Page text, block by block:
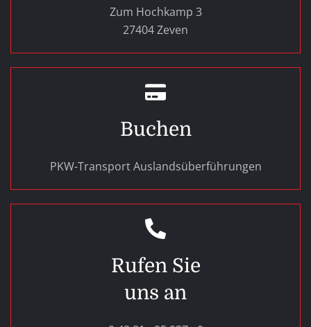
Zum Hochkamp 3
27404 Zeven
Buchen
PKW-Transport Auslandsüberführungen
Rufen Sie
uns an